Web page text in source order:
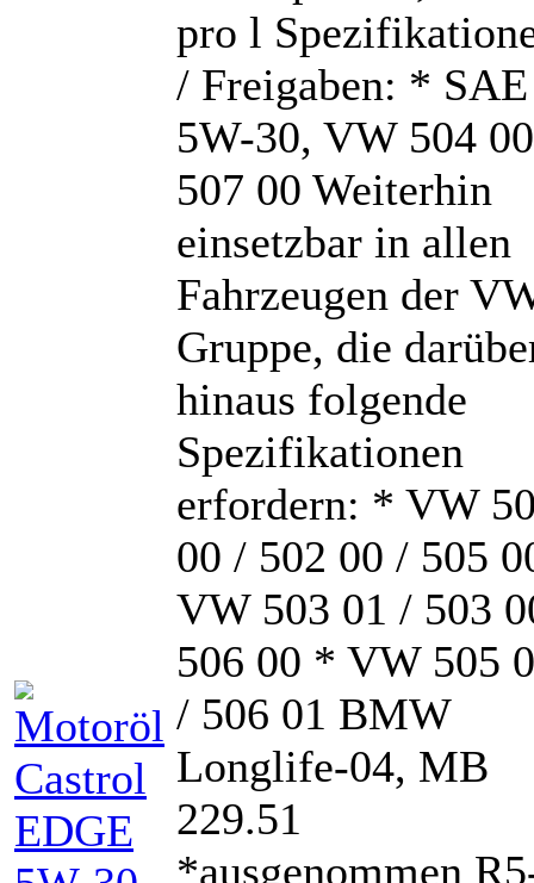
pro l
/ Freigaben: * SAE
5W-30, VW 504
507 00 Weiterhin
einsetzbar in allen
Fahrzeugen der
Gruppe, die
hinaus folgende
Spezifikationen
erfordern: * VW
00 / 502 00 / 505
VW 503 01 / 503
506 00 * VW 505
/ 506 01 BMW
Longlife-04, MB
229.51
*ausgenommen